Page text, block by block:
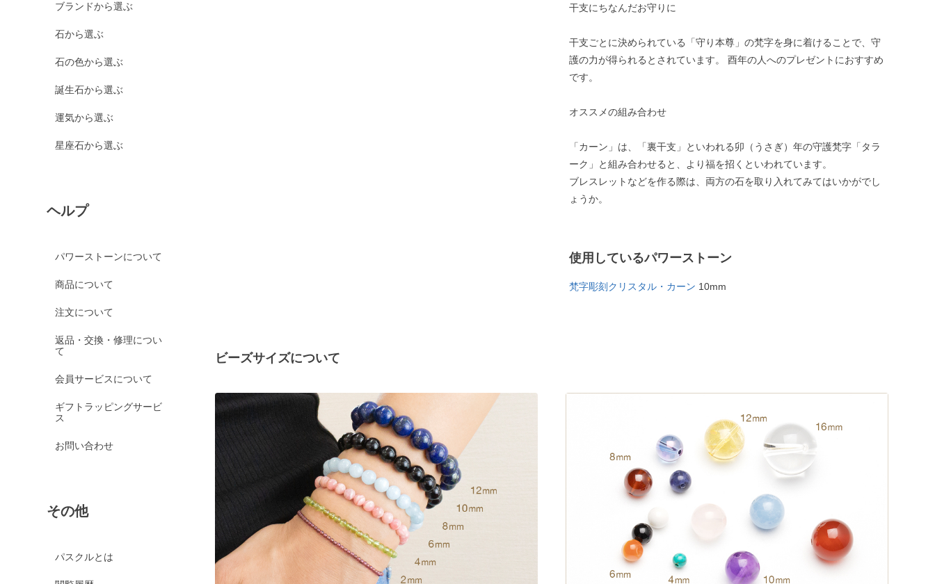
ブランドから選ぶ
石から選ぶ
石の色から選ぶ
誕生石から選ぶ
運気から選ぶ
星座石から選ぶ
ヘルプ
パワーストーンについて
商品について
注文について
返品・交換・修理につい
て
会員サービスについて
ギフトラッピングサービ
ス
お問い合わせ
その他
パスクルとは
干支にちなんだお守りに
干支ごとに決められている「守り本尊」の梵字を身に着けることで、守
護の力が得られるとされています。 酉年の人へのプレゼントにおすすめ
です。
オススメの組み合わせ
「カーン」は、「裏干支」といわれる卯（うさぎ）年の守護梵字「タラ
ーク」と組み合わせると、より福を招くといわれています。
ブレスレットなどを作る際は、両方の石を取り入れてみてはいかがでし
ょうか。
使用しているパワーストーン
梵字彫刻クリスタル・カーン 10mm
ビーズサイズについて